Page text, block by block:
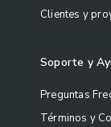
Clientes y
Soporte y
Preguntas
Términos y